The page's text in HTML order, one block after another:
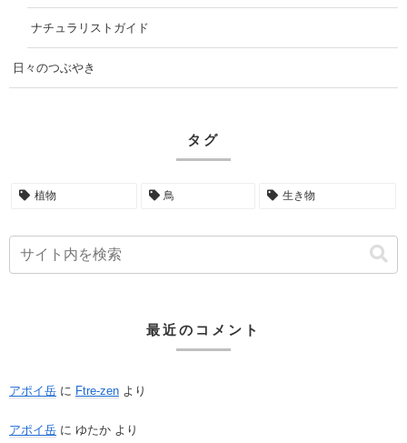
ナチュラリストガイド
日々のつぶやき
タグ
植物 鳥 生き物
最近のコメント
アポイ岳 に Ftre-zen より
アポイ岳 に ゆたか より